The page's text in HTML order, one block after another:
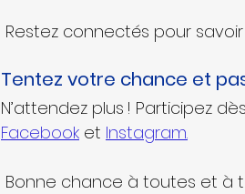
Restez connectés pour
Tentez votre chance et
N’attendez plus ! Participez
Facebook et Instagram.
Bonne chance à toutes et à